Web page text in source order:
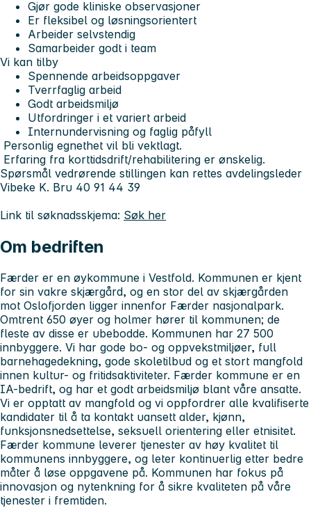
Gjør gode kliniske observasjoner
Er fleksibel og løsningsorientert
Arbeider selvstendig
Samarbeider godt i team
Vi kan tilby
Spennende arbeidsoppgaver
Tverrfaglig arbeid
Godt arbeidsmiljø
Utfordringer i et variert arbeid
Internundervisning og faglig påfyll
Personlig egnethet vil bli vektlagt.
Erfaring fra korttidsdrift/rehabilitering er ønskelig.
Spørsmål vedrørende stillingen kan rettes avdelingsleder
Vibeke K. Bru 40 91 44 39
Link til søknadsskjema: Søk her
Om bedriften
Færder er en øykommune i Vestfold. Kommunen er kjent
for sin vakre skjærgård, og en stor del av skjærgården
mot Oslofjorden ligger innenfor Færder nasjonalpark.
Omtrent 650 øyer og holmer hører til kommunen; de
fleste av disse er ubebodde. Kommunen har 27 500
innbyggere. Vi har gode bo- og oppvekstmiljøer, full
barnehagedekning, gode skoletilbud og et stort mangfold
innen kultur- og fritidsaktiviteter. Færder kommune er en
IA-bedrift, og har et godt arbeidsmiljø blant våre ansatte.
Vi er opptatt av mangfold og vi oppfordrer alle kvalifiserte
kandidater til å ta kontakt uansett alder, kjønn,
funksjonsnedsettelse, seksuell orientering eller etnisitet.
Færder kommune leverer tjenester av høy kvalitet til
kommunens innbyggere, og leter kontinuerlig etter bedre
måter å løse oppgavene på. Kommunen har fokus på
innovasjon og nytenkning for å sikre kvaliteten på våre
tjenester i fremtiden.